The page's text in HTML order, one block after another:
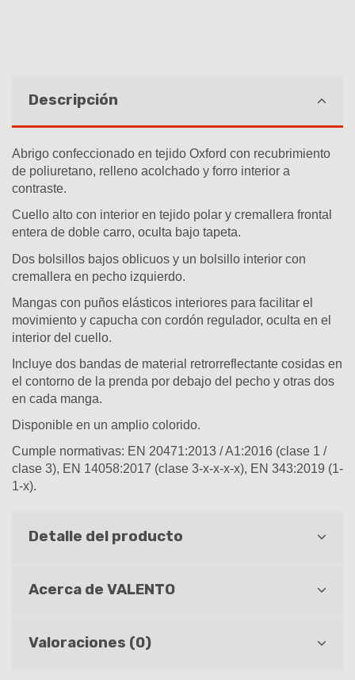
Descripción
Abrigo confeccionado en tejido Oxford con recubrimiento
de poliuretano, relleno acolchado y forro interior a
contraste.
Cuello alto con interior en tejido polar y cremallera frontal
entera de doble carro, oculta bajo tapeta.
Dos bolsillos bajos oblicuos y un bolsillo interior con
cremallera en pecho izquierdo.
Mangas con puños elásticos interiores para facilitar el
movimiento y capucha con cordón regulador, oculta en el
interior del cuello.
Incluye dos bandas de material retrorreflectante cosidas en
el contorno de la prenda por debajo del pecho y otras dos
en cada manga.
Disponible en un amplio colorido.
Cumple normativas: EN 20471:2013 / A1:2016 (clase 1 /
clase 3), EN 14058:2017 (clase 3-x-x-x-x), EN 343:2019 (1-
1-x).
Detalle del producto
Acerca de VALENTO
Valoraciones (0)